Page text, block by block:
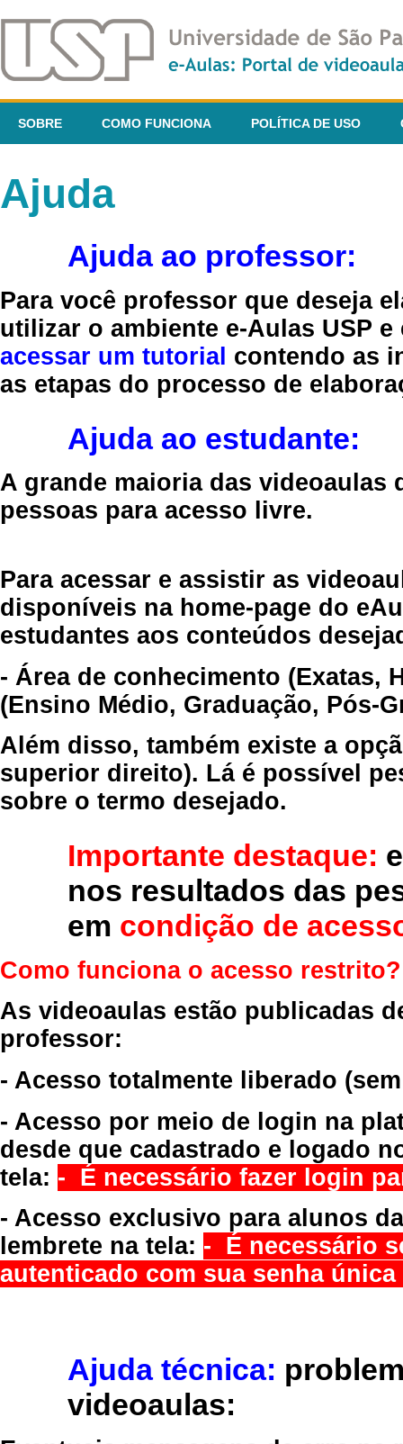
SOBRE COMO FUNCIONA POLÍTICA DE USO
Ajuda
Ajuda ao professor:
Para você professor que deseja
utilizar o ambiente e-Aulas USP
acessar um tutorial contendo as
as etapas do processo de
Ajuda ao estudante:
A grande maioria das videoaulas
pessoas para acesso livre.
Para acessar e assistir as
disponíveis na home-page do
estudantes aos conteúdos
- Área de conhecimento (Exatas,
(Ensino Médio, Graduação, Pós-
Além disso, também existe a
superior direito). Lá é possível
sobre o termo desejado.
Importante destaque:
nos resultados das
em condição de
Como funciona o acesso restrito?
As videoaulas estão publicadas
professor:
- Acesso totalmente liberado
- Acesso por meio de login na
desde que cadastrado e logado
tela: - É necessário fazer login
- Acesso exclusivo para alunos
lembrete na tela: - É necessário
autenticado com sua senha
Ajuda técnica:
videoaulas: